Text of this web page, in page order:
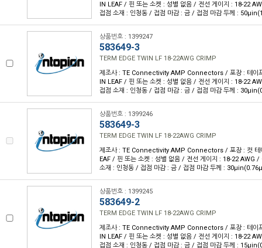
IN LEAF / 핀 또는 소켓 : 성별 없음 / 전선 게이지 : 18-22
접점 소재 : 인청동 / 접점 마감 : 금 / 접점 마감 두께 :
상품번호 : 1399247
583649-3
TERM EDGE TWIN LF 18-22AWG CRIMP
제조사 : TE Connectivity AMP Connectors / 포장 : 테이
IN LEAF / 핀 또는 소켓 : 성별 없음 / 전선 게이지 : 18-22
접점 소재 : 인청동 / 접점 마감 : 금 / 접점 마감 두께 :
상품번호 : 1399246
583649-3
TERM EDGE TWIN LF 18-22AWG CRIMP
제조사 : TE Connectivity AMP Connectors / 포장 : 컷 테
EAF / 핀 또는 소켓 : 성별 없음 / 전선 게이지 : 18-22 AWG /
소재 : 인청동 / 접점 마감 : 금 / 접점 마감 두께 :
상품번호 : 1399245
583649-2
TERM EDGE TWIN LF 18-22AWG CRIMP
제조사 : TE Connectivity AMP Connectors / 포장 : 테이
IN LEAF / 핀 또는 소켓 : 성별 없음 / 전선 게이지 : 18-22
접점 소재 : 인청동 / 접점 마감 : 금 / 접점 마감 두께 :